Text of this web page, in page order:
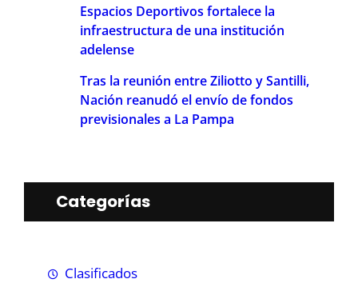
Espacios Deportivos fortalece la
infraestructura de una institución
adelense
Tras la reunión entre Ziliotto y Santilli,
Nación reanudó el envío de fondos
previsionales a La Pampa
Categorías
Clasificados